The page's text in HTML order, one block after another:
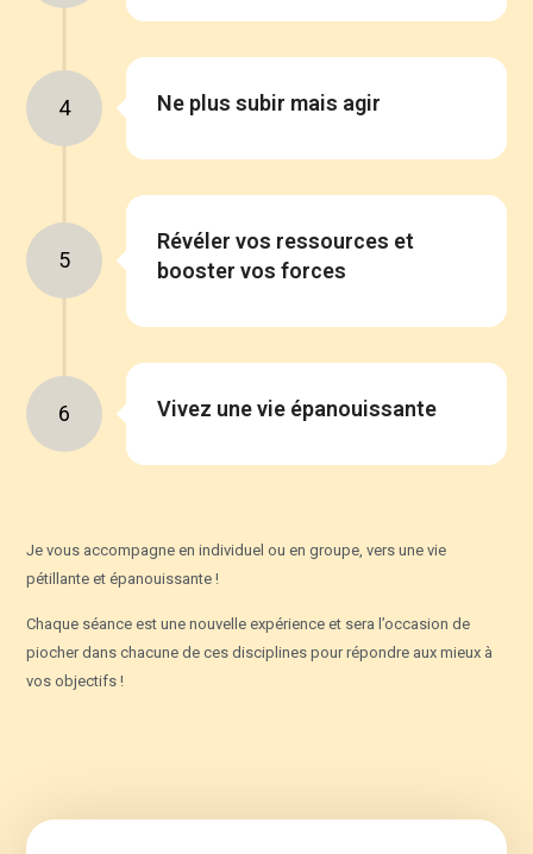
Je vous accompagne en individuel ou en groupe, vers une vie
pétillante et épanouissante !
Chaque séance est une nouvelle expérience et sera l’occasion de
piocher dans chacune de ces disciplines pour répondre aux mieux à
vos objectifs !
Ne plus subir mais agir
4
Révéler vos ressources et
booster vos forces
5
Vivez une vie épanouissante
6